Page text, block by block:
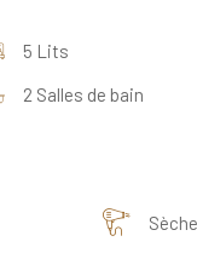
5 Lits
2 Salles de bain